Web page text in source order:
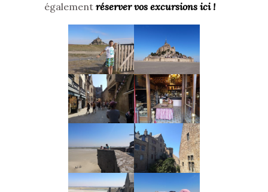
également réserver vos excursions ici !